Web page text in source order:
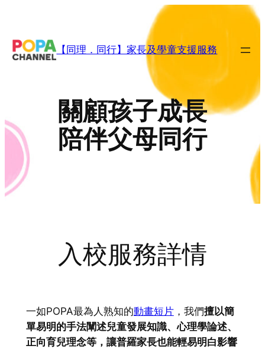
content
【同理．同行】家長及學童支援服務
關顧孩子成長
陪伴父母同行
入校服務詳情
一如POPA最為人熟知的動畫短片，我們擅以簡
單易明的手法闡述兒童發展知識、心理學論述、
正向育兒理念等，讓普羅家長也能輕易明白影響